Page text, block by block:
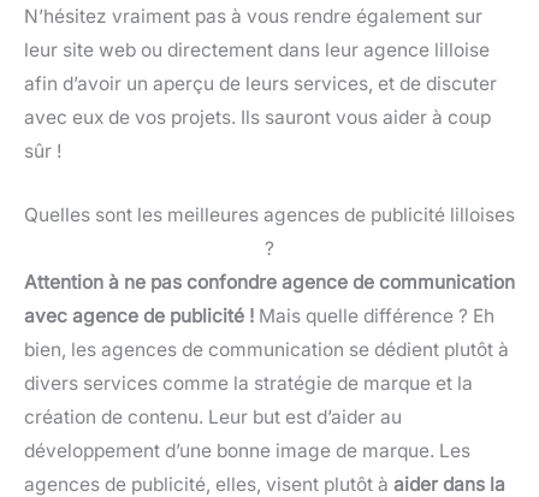
N’hésitez vraiment pas à vous rendre également sur
leur site web ou directement dans leur agence lilloise
afin d’avoir un aperçu de leurs services, et de discuter
avec eux de vos projets. Ils sauront vous aider à coup
sûr !
Quelles sont les meilleures agences de publicité lilloises
?
Attention à ne pas confondre agence de communication
avec agence de publicité ! Mais quelle différence ? Eh
bien, les agences de communication se dédient plutôt à
divers services comme la stratégie de marque et la
création de contenu. Leur but est d’aider au
développement d’une bonne image de marque. Les
agences de publicité, elles, visent plutôt à aider dans la